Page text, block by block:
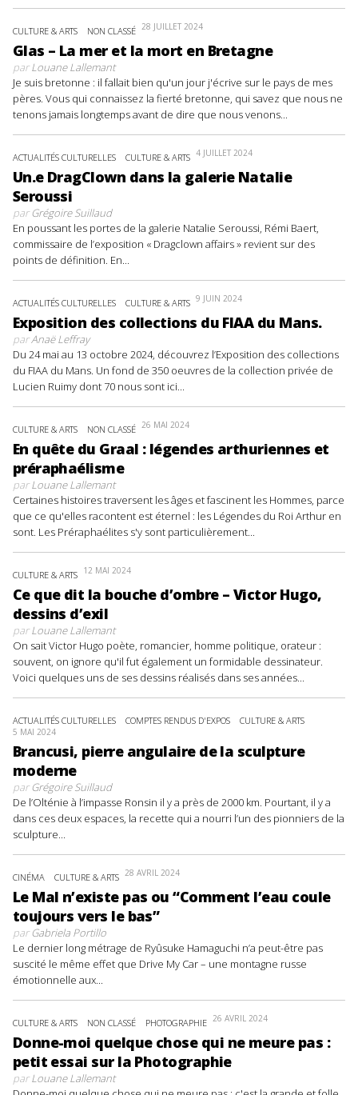
CULTURE & ARTS NON CLASSÉ 28 JUILLET 2024
Glas – La mer et la mort en Bretagne
parLouane Lallemant
Je suis bretonne : il fallait bien qu'un jour j'écrive sur le pays de mes
pères. Vous qui connaissez la fierté bretonne, qui savez que nous ne
tenons jamais longtemps avant de dire que nous venons...
ACTUALITÉS CULTURELLES CULTURE & ARTS 4 JUILLET 2024
Un.e DragClown dans la galerie Natalie
Seroussi
parGrégoire Suillaud
En poussant les portes de la galerie Natalie Seroussi, Rémi Baert,
commissaire de l’exposition « Dragclown affairs » revient sur des
points de définition. En...
ACTUALITÉS CULTURELLES CULTURE & ARTS 9 JUIN 2024
Exposition des collections du FIAA du Mans.
parAnaë Leffray
Du 24 mai au 13 octobre 2024, découvrez l’Exposition des collections
du FIAA du Mans. Un fond de 350 oeuvres de la collection privée de
Lucien Ruimy dont 70 nous sont ici...
CULTURE & ARTS NON CLASSÉ 26 MAI 2024
En quête du Graal : légendes arthuriennes et
préraphaélisme
parLouane Lallemant
Certaines histoires traversent les âges et fascinent les Hommes, parce
que ce qu'elles racontent est éternel : les Légendes du Roi Arthur en
sont. Les Préraphaélites s'y sont particulièrement...
CULTURE & ARTS 12 MAI 2024
Ce que dit la bouche d’ombre – Victor Hugo,
dessins d’exil
parLouane Lallemant
On sait Victor Hugo poète, romancier, homme politique, orateur :
souvent, on ignore qu'il fut également un formidable dessinateur.
Voici quelques uns de ses dessins réalisés dans ses années...
ACTUALITÉS CULTURELLES COMPTES RENDUS D'EXPOS CULTURE & ARTS
5 MAI 2024
Brancusi, pierre angulaire de la sculpture
moderne
parGrégoire Suillaud
De l’Olténie à l’impasse Ronsin il y a près de 2000 km. Pourtant, il y a
dans ces deux espaces, la recette qui a nourri l’un des pionniers de la
sculpture...
CINÉMA CULTURE & ARTS 28 AVRIL 2024
Le Mal n’existe pas ou “Comment l’eau coule
toujours vers le bas”
parGabriela Portillo
Le dernier long métrage de Ryûsuke Hamaguchi n’a peut-être pas
suscité le même effet que Drive My Car – une montagne russe
émotionnelle aux...
CULTURE & ARTS NON CLASSÉ PHOTOGRAPHIE 26 AVRIL 2024
Donne-moi quelque chose qui ne meure pas :
petit essai sur la Photographie
parLouane Lallemant